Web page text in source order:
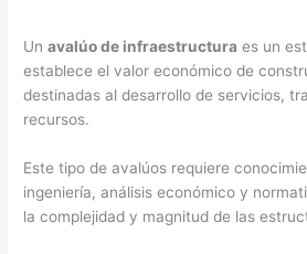
Unavalúo de infraestructura es un
establece el valor económico de
destinadas al desarrollo de servicios,
recursos.
Este tipo de avalúos requiere
ingeniería, análisis económico y
la complejidad y magnitud de las